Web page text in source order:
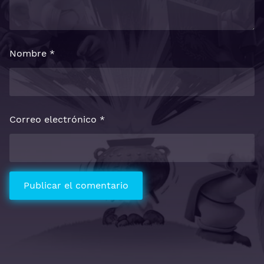
Nombre *
Correo electrónico *